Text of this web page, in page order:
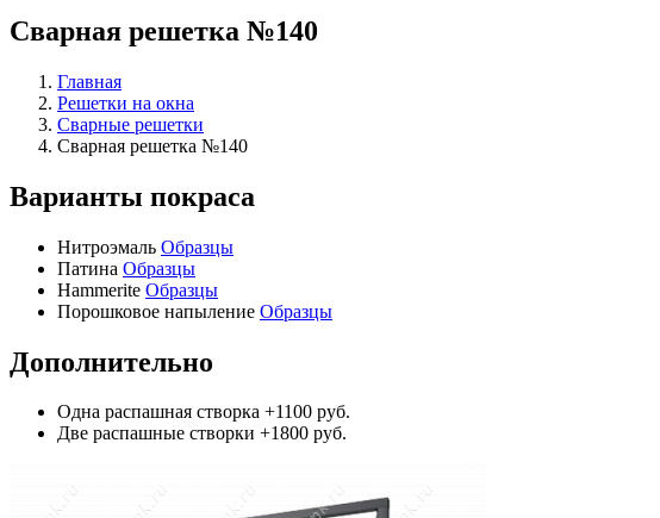
Сварная решетка №140
Главная
Решетки на окна
Сварные решетки
Сварная решетка №140
Варианты покраса
Нитроэмаль Образцы
Патина Образцы
Hammerite Образцы
Порошковое напыление Образцы
Дополнительно
Одна распашная створка +1100 руб.
Две распашные створки +1800 руб.